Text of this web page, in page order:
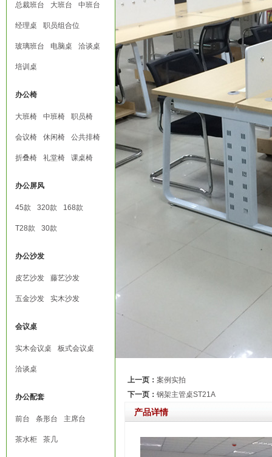
总裁班台 大班台 中班台
经理桌 职员组合位
玻璃班台 电脑桌 洽谈桌
培训桌
办公椅
大班椅 中班椅 职员椅
会议椅 休闲椅 公共排椅
折叠椅 礼堂椅 课桌椅
办公屏风
45款 320款 168款
T28款 30款
办公沙发
皮艺沙发 藤艺沙发
五金沙发 实木沙发
会议桌
实木会议桌 板式会议桌
洽谈桌
办公配套
前台 条形台 主席台
茶水柜 茶几
上一页： 案例实拍
下一页： 钢架主管桌ST21A
产品详情